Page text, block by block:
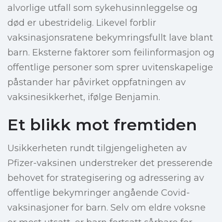
alvorlige utfall som sykehusinnleggelse og
død er ubestridelig. Likevel forblir
vaksinasjonsratene bekymringsfullt lave blant
barn. Eksterne faktorer som feilinformasjon og
offentlige personer som sprer uvitenskapelige
påstander har påvirket oppfatningen av
vaksinesikkerhet, ifølge Benjamin.
Et blikk mot fremtiden
Usikkerheten rundt tilgjengeligheten av
Pfizer-vaksinen understreker det presserende
behovet for strategisering og adressering av
offentlige bekymringer angående Covid-
vaksinasjoner for barn. Selv om eldre voksne